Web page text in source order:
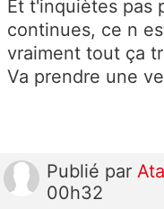
Et t'inquiètes pas
continues, ce n
vraiment tout ça
Va prendre une
Publié par
00h32